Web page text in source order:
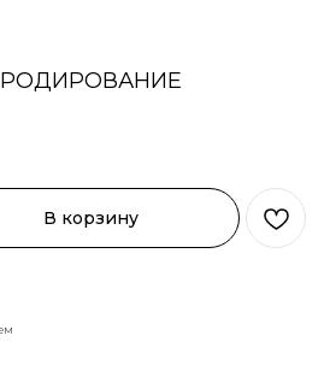
РОДИРОВАНИЕ
В корзину